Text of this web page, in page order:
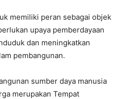
memiliki peran sebagai objek
upaya pemberdayaan
dan meningkatkan
pembangunan.
sumber daya manusia
merupakan Tempat